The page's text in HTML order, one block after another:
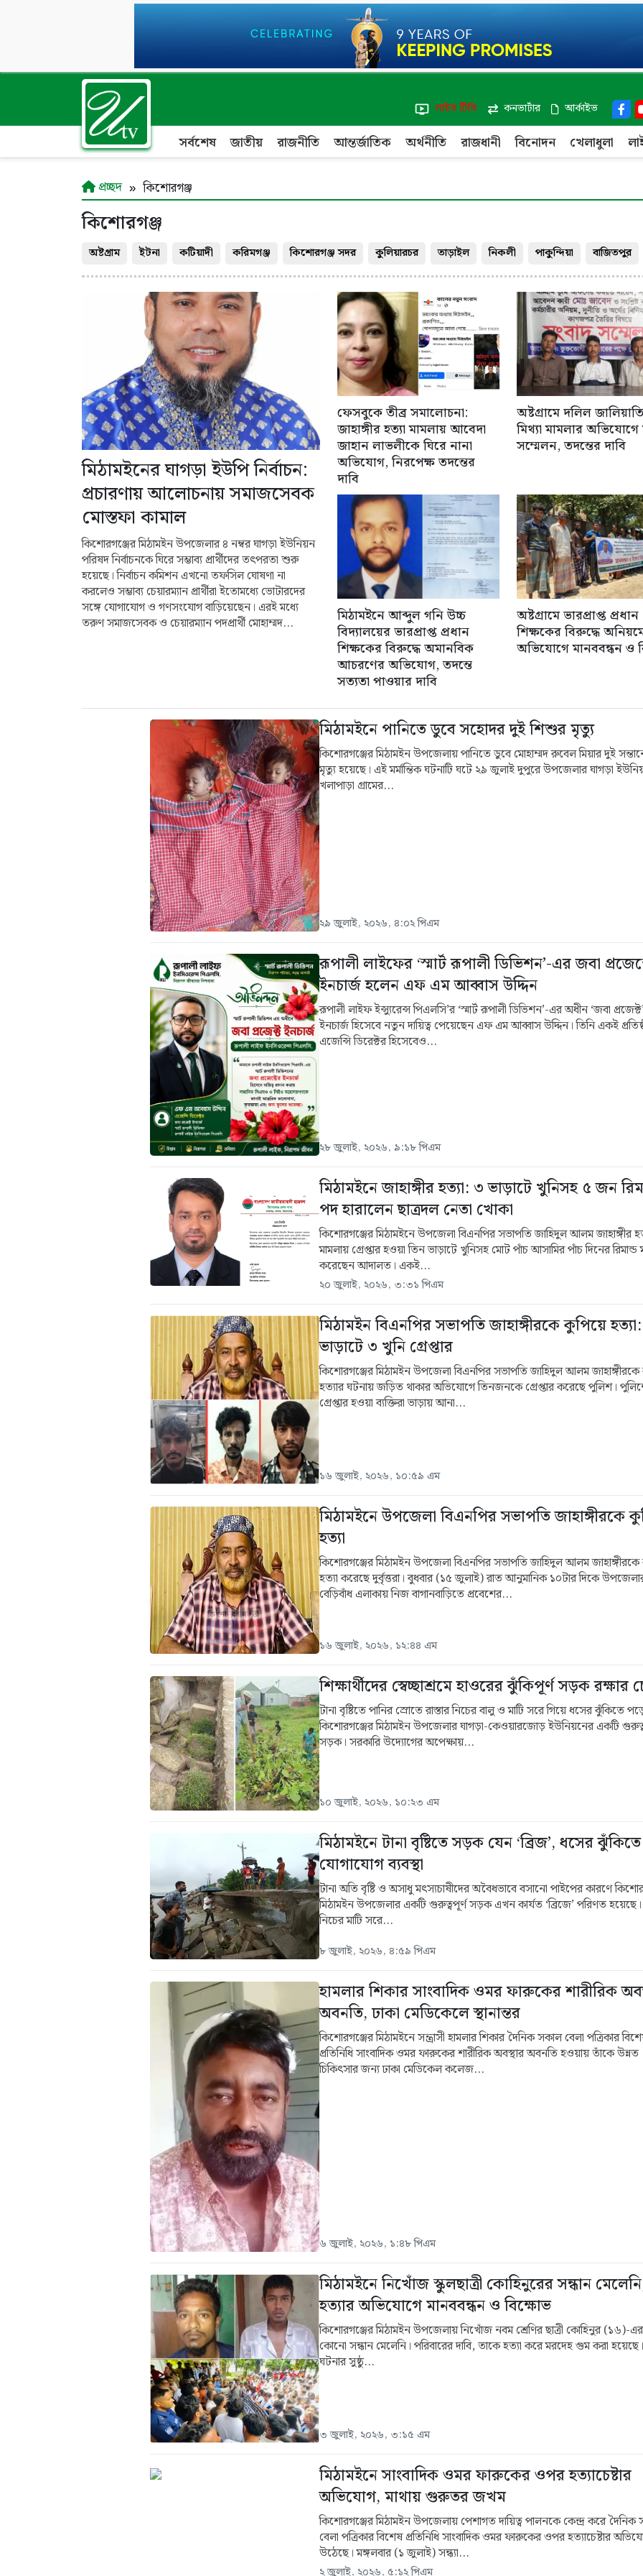
লাইভ টিভি
কনভার্টার আর্কাইভ
সর্বশেষ জাতীয় রাজনীতি আন্তর্জাতিক অর্থনীতি রাজধানী বিনোদন খেলাধুলা
প্রচ্ছদ কিশোরগঞ্জ
কিশোরগঞ্জ
অষ্টগ্রাম ইটনা কটিয়াদী করিমগঞ্জ কিশোরগঞ্জ সদর কুলিয়ারচর তাড়াইল নিকলী পাকুন্দিয়া বাজিতপুর
মিঠামইনের ঘাগড়া ইউপি নির্বাচন:
প্রচারণায় আলোচনায় সমাজসেবক
মোস্তফা কামাল
কিশোরগঞ্জের মিঠামইন উপজেলার ৪ নম্বর ঘাগড়া ইউনিয়ন
পরিষদ নির্বাচনকে ঘিরে সম্ভাব্য প্রার্থীদের তৎপরতা শুরু
হয়েছে। নির্বাচন কমিশন এখনো তফসিল ঘোষণা না
করলেও সম্ভাব্য চেয়ারম্যান প্রার্থীরা ইতোমধ্যে ভোটারদের
সঙ্গে যোগাযোগ ও গণসংযোগ বাড়িয়েছেন। এরই মধ্যে
তরুণ সমাজসেবক ও চেয়ারম্যান পদপ্রার্থী মোহাম্মদ...
ফেসবুকে তীব্র সমালোচনা:
জাহাঙ্গীর হত্যা মামলায় আবেদা
জাহান লাভলীকে ঘিরে নানা
অভিযোগ, নিরপেক্ষ তদন্তের
দাবি
অষ্টগ্রামে দলিল
মিথ্যা মামলার অভিযোগে
সম্মেলন, তদন্তের দাবি
মিঠামইনে আব্দুল গনি উচ্চ
বিদ্যালয়ের ভারপ্রাপ্ত প্রধান
শিক্ষকের বিরুদ্ধে অমানবিক
আচরণের অভিযোগ, তদন্তে
সত্যতা পাওয়ার দাবি
অষ্টগ্রামে ভারপ্রাপ্ত প্রধান
শিক্ষকের বিরুদ্ধে
অভিযোগে মানববন্ধন ও
মিঠামইনে পানিতে ডুবে সহোদর দুই শিশুর মৃত্যু
কিশোরগঞ্জের মিঠামইন উপজেলায় পানিতে ডুবে মোহাম্মদ রুবেল মিয়ার দুই
মৃত্যু হয়েছে। এই মর্মান্তিক ঘটনাটি ঘটে ২৯ জুলাই দুপুরে উপজেলার ঘাগড়া
খলাপাড়া গ্রামের...
২৯ জুলাই, ২০২৬, ৪:০২ পিএম
রূপালী লাইফের ‘স্মার্ট রূপালী ডিভিশন’-এর জবা
ইনচার্জ হলেন এফ এম আব্বাস উদ্দিন
রূপালী লাইফ ইন্স্যুরেন্স পিএলসি’র ‘স্মার্ট রূপালী ডিভিশন’-এর অধীন ‘জবা
ইনচার্জ হিসেবে নতুন দায়িত্ব পেয়েছেন এফ এম আব্বাস উদ্দিন। তিনি একই
এজেন্সি ডিরেক্টর হিসেবেও...
২৮ জুলাই, ২০২৬, ৯:১৮ পিএম
মিঠামইনে জাহাঙ্গীর হত্যা: ৩ ভাড়াটে খুনিসহ ৫ জন
পদ হারালেন ছাত্রদল নেতা খোকা
কিশোরগঞ্জের মিঠামইনে উপজেলা বিএনপির সভাপতি জাহিদুল আলম জাহাঙ্গীর
মামলায় গ্রেপ্তার হওয়া তিন ভাড়াটে খুনিসহ মোট পাঁচ আসামির পাঁচ দিনের রিমান্ড
করেছেন আদালত। একই...
২০ জুলাই, ২০২৬, ৩:৩১ পিএম
মিঠামইন বিএনপির সভাপতি জাহাঙ্গীরকে কুপিয়ে হত্যা:
ভাড়াটে ৩ খুনি গ্রেপ্তার
কিশোরগঞ্জের মিঠামইন উপজেলা বিএনপির সভাপতি জাহিদুল আলম
হত্যার ঘটনায় জড়িত থাকার অভিযোগে তিনজনকে গ্রেপ্তার করেছে পুলিশ।
গ্রেপ্তার হওয়া ব্যক্তিরা ভাড়ায় আনা...
১৬ জুলাই, ২০২৬, ১০:৫৯ এম
মিঠামইনে উপজেলা বিএনপির সভাপতি জাহাঙ্গীরকে
হত্যা
কিশোরগঞ্জের মিঠামইন উপজেলা বিএনপির সভাপতি জাহিদুল আলম
হত্যা করেছে দুর্বৃত্তরা। বুধবার (১৫ জুলাই) রাত আনুমানিক ১০টার দিকে
বেড়িবাঁধ এলাকায় নিজ বাগানবাড়িতে প্রবেশের...
১৬ জুলাই, ২০২৬, ১২:৪৪ এম
শিক্ষার্থীদের স্বেচ্ছাশ্রমে হাওরের ঝুঁকিপূর্ণ সড়ক রক্ষার
টানা বৃষ্টিতে পানির স্রোতে রাস্তার নিচের বালু ও মাটি সরে গিয়ে ধসের ঝুঁকিতে
কিশোরগঞ্জের মিঠামইন উপজেলার ঘাগড়া-কেওয়ারজোড় ইউনিয়নের একটি
সড়ক। সরকারি উদ্যোগের অপেক্ষায়...
১০ জুলাই, ২০২৬, ১০:২৩ এম
মিঠামইনে টানা বৃষ্টিতে সড়ক যেন ‘ব্রিজ’, ধসের ঝুঁকিতে
যোগাযোগ ব্যবস্থা
টানা অতি বৃষ্টি ও অসাধু মৎস্যচাষীদের অবৈধভাবে বসানো পাইপের কারণে
মিঠামইন উপজেলার একটি গুরুত্বপূর্ণ সড়ক এখন কার্যত ‘ব্রিজে’ পরিণত
নিচের মাটি সরে...
৮ জুলাই, ২০২৬, ৪:৫৯ পিএম
হামলার শিকার সাংবাদিক ওমর ফারুকের শারীরিক
অবনতি, ঢাকা মেডিকেলে স্থানান্তর
কিশোরগঞ্জের মিঠামইনে সন্ত্রাসী হামলার শিকার দৈনিক সকাল বেলা পত্রিকার
প্রতিনিধি সাংবাদিক ওমর ফারুকের শারীরিক অবস্থার অবনতি হওয়ায় তাঁকে উন্নত
চিকিৎসার জন্য ঢাকা মেডিকেল কলেজ...
৬ জুলাই, ২০২৬, ১:৪৮ পিএম
মিঠামইনে নিখোঁজ স্কুলছাত্রী কোহিনুরের সন্ধান
হত্যার অভিযোগে মানববন্ধন ও বিক্ষোভ
কিশোরগঞ্জের মিঠামইন উপজেলায় নিখোঁজ নবম শ্রেণির ছাত্রী কোহিনুর (১৬)-
কোনো সন্ধান মেলেনি। পরিবারের দাবি, তাকে হত্যা করে মরদেহ গুম করা
ঘটনার সুষ্ঠু...
৩ জুলাই, ২০২৬, ৩:১৫ এম
মিঠামইনে সাংবাদিক ওমর ফারুকের ওপর হত্যাচেষ্টার
অভিযোগ, মাথায় গুরুতর জখম
কিশোরগঞ্জের মিঠামইন উপজেলায় পেশাগত দায়িত্ব পালনকে কেন্দ্র করে দৈনিক
বেলা পত্রিকার বিশেষ প্রতিনিধি সাংবাদিক ওমর ফারুকের ওপর হত্যাচেষ্টার
উঠেছে। মঙ্গলবার (১ জুলাই) সন্ধ্যা...